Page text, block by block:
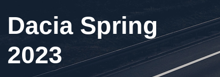
Dacia Spring
2023